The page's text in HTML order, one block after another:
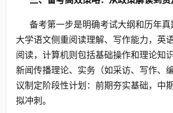
备考第一步是明确考试大纲和历年
大学语文侧重阅读理解、写作能力，英
阅读，计算机则包括基础操作和理论知
新闻传播理论、实务（如采访、写作、
议制定阶段性计划：前期夯实基础，中
拟冲刺。